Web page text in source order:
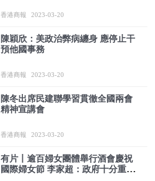
香港商報 2023-03-20
陳穎欣：美政治弊病纏身 應停止干
預他國事務
香港商報 2023-03-20
陳冬出席民建聯學習貫徹全國兩會
精神宣講會
香港商報 2023-03-20
有片丨逾百婦女團體舉行酒會慶祝
國際婦女節 李家超：政府十分重視